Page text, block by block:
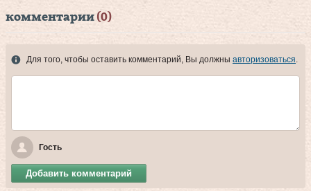
комментарии (0)
Для того, чтобы оставить комментарий, Вы должны авторизоваться
Гость
Добавить комментарий